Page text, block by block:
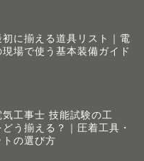
初に揃える道具リスト｜電
場で使う基本装備ガイド
気工事士 技能試験の工
う揃える？｜圧着工具・
トの選び方